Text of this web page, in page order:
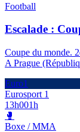
Football
Escalade :
Coupe du monde.
A Prague
Euro1
Eurosport 1
13h001h
🥊
Boxe / MMA